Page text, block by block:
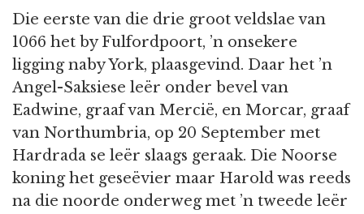
Die eerste van die drie groot veldslae van
1066 het by Fulfordpoort, ’n onsekere
ligging naby York, plaasgevind. Daar het ’n
Angel-Saksiese leër onder bevel van
Eadwine, graaf van Mercië, en Morcar, graaf
van Northumbria, op 20 September met
Hardrada se leër slaags geraak. Die Noorse
koning het geseëvier maar Harold was reeds
na die noorde onderweg met ’n tweede leër